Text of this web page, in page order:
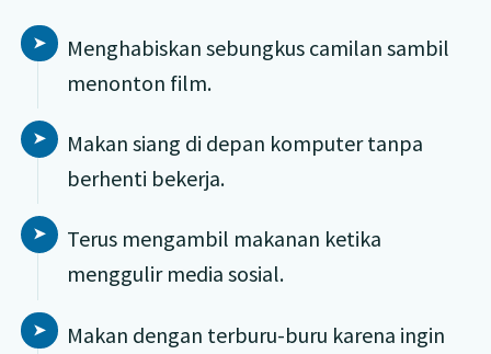
Menghabiskan sebungkus camilan sambil
menonton film.
Makan siang di depan komputer tanpa
berhenti bekerja.
Terus mengambil makanan ketika
menggulir media sosial.
Makan dengan terburu-buru karena ingin